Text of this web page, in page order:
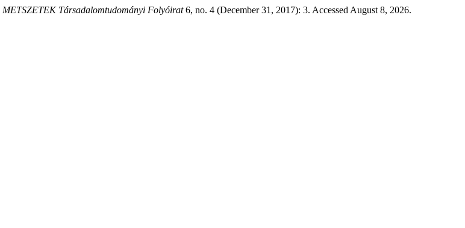
METSZETEK Társadalomtudományi Folyóirat6, no. 4 (December 31, 2017): 3. Accessed August 8, 2026.